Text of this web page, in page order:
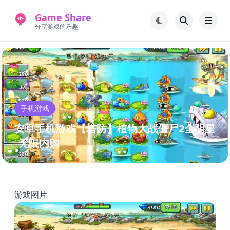
Game Share
分享游戏的乐趣
首页 电脑游戏
手机游戏 常见问题解答
新版游戏站 永久地址
手机游戏
安卓手机游戏【塔防】植物大战僵尸2全明星
_无限内购
游戏图片